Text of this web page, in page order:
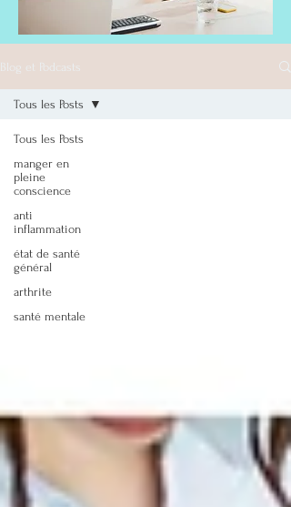
Blog et Podcasts
Tous les Posts
manger en
pleine
conscience
anti
inflammation
état de santé
général
arthrite
santé mentale
Tous les Posts